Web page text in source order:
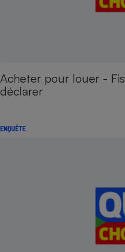
Acheter pour louer -
déclarer
ENQUÊTE